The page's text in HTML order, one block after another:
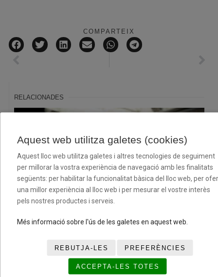
COMPARTEIX
RELACIONADES
bàsquet base amb dos caps de setmana plens d’esport i
Aquest web utilitza galetes (cookies)
Aquest lloc web utilitza galetes i altres tecnologies de seguiment
per millorar la vostra experiència de navegació amb les finalitats
següents: per habilitar la funcionalitat bàsica del lloc web, per
una millor experiència al lloc web i per mesurar el vostre interès
pels nostres productes i serveis.
Més informació sobre l'ús de les galetes en aquest web.
REBUTJA-LES PREFERÈNCIES
ACCEPTA-LES TOTES